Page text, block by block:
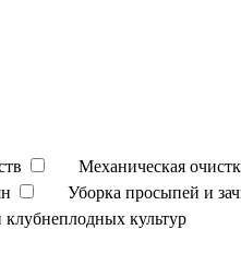
Механическая
Уборка просыпей и
культур